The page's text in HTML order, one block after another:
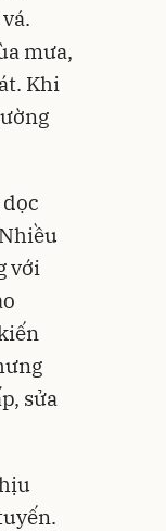
mưa,
Khi
với
sửa